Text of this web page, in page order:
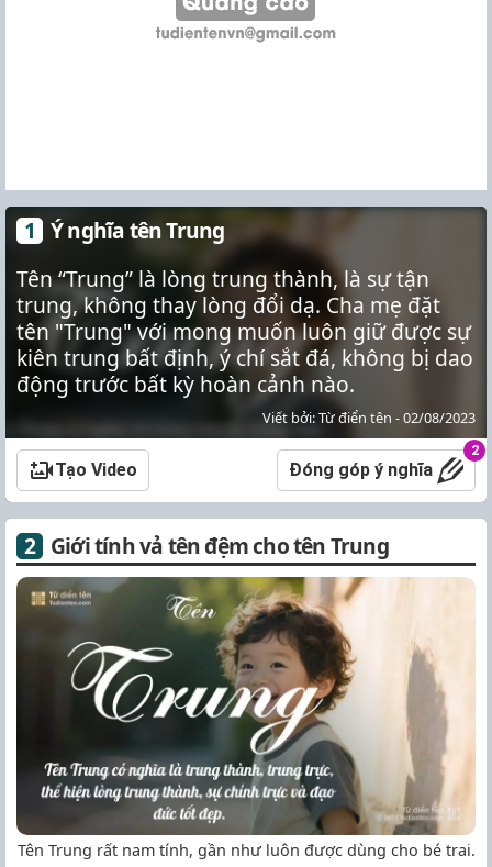
Ý nghĩa tên Trung
Tên “Trung” là lòng trung thành, là sự tận
trung, không thay lòng đổi dạ. Cha mẹ đặt
tên "Trung" với mong muốn luôn giữ được sự
kiên trung bất định, ý chí sắt đá, không bị dao
động trước bất kỳ hoàn cảnh nào.
Viết bởi: Từ điển tên - 02/08/2023
Tạo Video Đóng góp ý nghĩa
2
Giới tính vả tên đệm cho tên Trung
Tên Trung rất nam tính, gần như luôn được dùng cho bé trai.